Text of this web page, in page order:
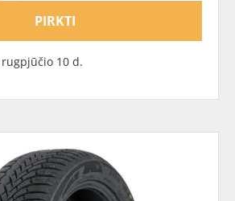
PIRKTI
10 d.